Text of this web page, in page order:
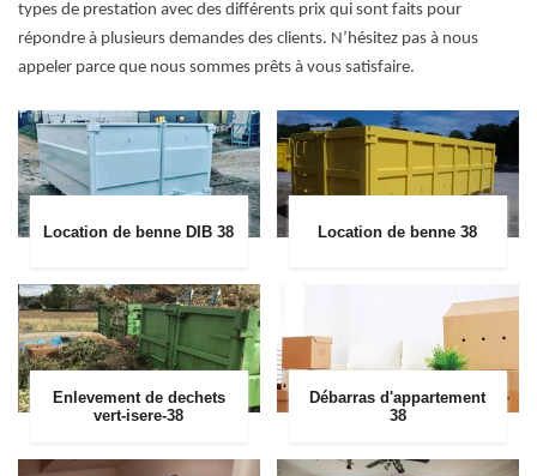
types de prestation avec des différents prix qui sont faits pour
répondre à plusieurs demandes des clients. N’hésitez pas à nous
appeler parce que nous sommes prêts à vous satisfaire.
Location de benne DIB 38 Location de benne 38
Enlevement de dechets
vert-isere-38
Débarras d'appartement
38